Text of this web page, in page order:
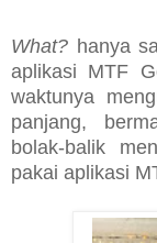
What? hanya
aplikasi MTF
waktunya
panjang,
bolak-balik
pakai aplikasi